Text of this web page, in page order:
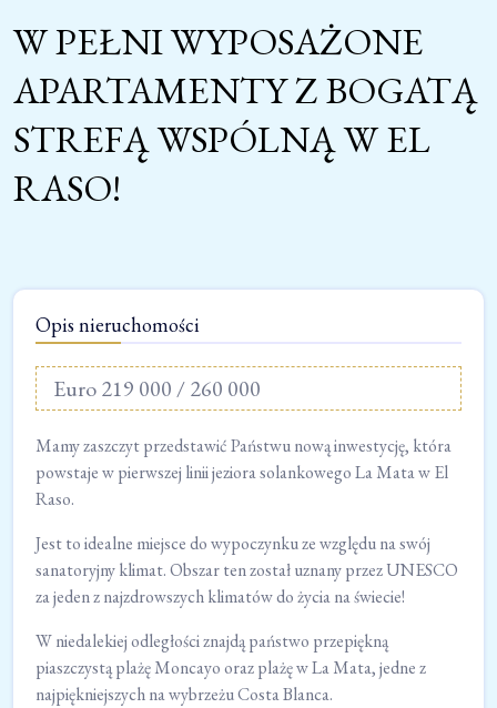
W PEŁNI WYPOSAŻONE
APARTAMENTY Z BOGATĄ
STREFĄ WSPÓLNĄ W EL
RASO!
Opis nieruchomości
Euro 219 000 / 260 000
Mamy zaszczyt przedstawić Państwu nową inwestycję, która
powstaje w pierwszej linii jeziora solankowego La Mata w El
Raso.
Jest to idealne miejsce do wypoczynku ze względu na swój
sanatoryjny klimat. Obszar ten został uznany przez UNESCO
za jeden z najzdrowszych klimatów do życia na świecie!
W niedalekiej odległości znajdą państwo przepiękną
piaszczystą plażę Moncayo oraz plażę w La Mata, jedne z
najpiękniejszych na wybrzeżu Costa Blanca.